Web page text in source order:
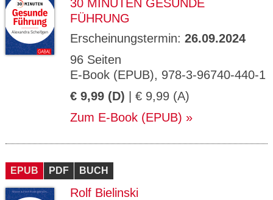
30 MINUTEN GESUNDE
FÜHRUNG
Erscheinungstermin: 26.09.2024
96 Seiten
E-Book (EPUB), 978-3-96740-440-1
€ 9,99 (D) | € 9,99 (A)
Zum E-Book (EPUB)
EPUB PDF BUCH
Rolf Bielinski